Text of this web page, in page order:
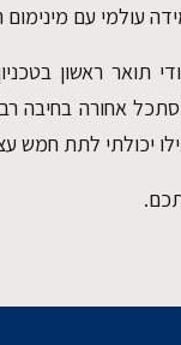
עולמי עם
תואר ראשון
אחורה בחיבה
יכולתי לתת